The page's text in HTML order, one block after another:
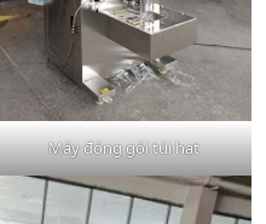
Máy đóng gói túi hạt